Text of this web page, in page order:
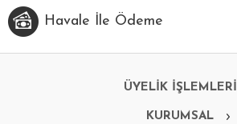
Havale İle Ödeme
ÜYELİK İŞLEMLERİ
KURUMSAL